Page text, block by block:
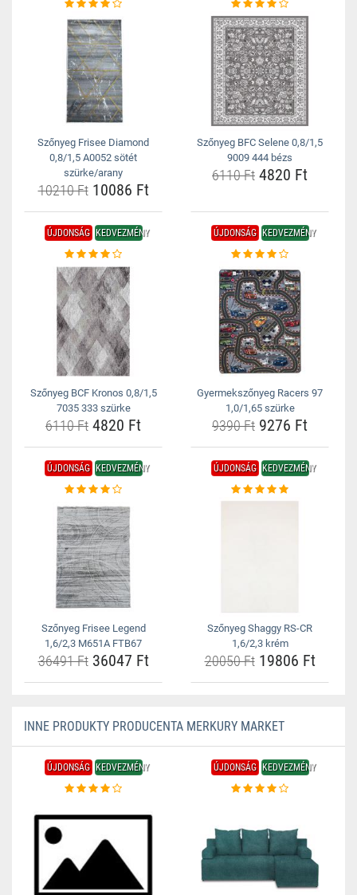
Szőnyeg Frisee Diamond
0,8/1,5 A0052 sötét
szürke/arany
10210 Ft10086 Ft
Szőnyeg BFC Selene 0,8/1,5
9009 444 bézs
6110 Ft 4820 Ft
ÚJDONSÁG KEDVEZMÉNY
Szőnyeg BCF Kronos 0,8/1,5
7035 333 szürke
6110 Ft 4820 Ft
ÚJDONSÁG KEDVEZMÉNY
Gyermekszőnyeg Racers 97
1,0/1,65 szürke
9390 Ft 9276 Ft
ÚJDONSÁG KEDVEZMÉNY
Szőnyeg Frisee Legend
1,6/2,3 M651A FTB67
36491 Ft36047 Ft
ÚJDONSÁG KEDVEZMÉNY
Szőnyeg Shaggy RS-CR
1,6/2,3 krém
20050 Ft19806 Ft
INNE PRODUKTY PRODUCENTA MERKURY MARKET
ÚJDONSÁG KEDVEZMÉNY ÚJDONSÁG KEDVEZMÉNY